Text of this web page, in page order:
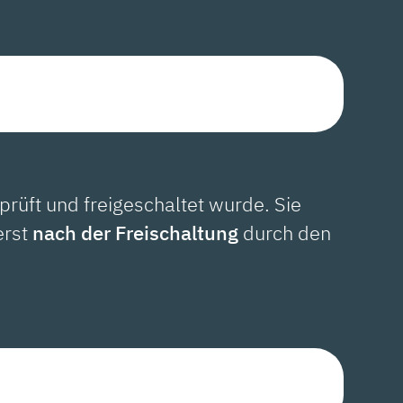
und freigeschaltet wurde. Sie
nach der Freischaltung durch den